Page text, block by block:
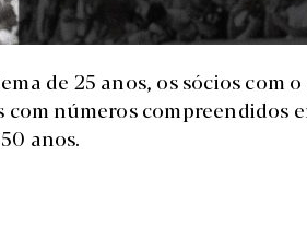
de 25 anos, os sócios com
com números compreendidos
anos.